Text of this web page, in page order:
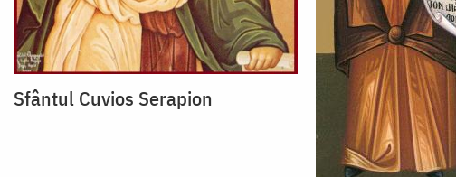
Sfântul Cuvios Serapion